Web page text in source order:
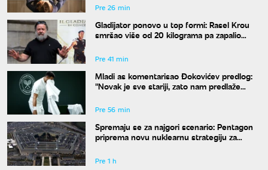
Pre 26 min
Gladijator ponovo u top formi: Rasel Krou
smršao više od 20 kilograma pa zapalio
Pre 41 min
Mladi as komentarisao Đokovićev predlog:
"Novak je sve stariji, zato nam predlaže
Pre 56 min
Spremaju se za najgori scenario: Pentagon
priprema novu nuklearnu strategiju za
Pre 1 h